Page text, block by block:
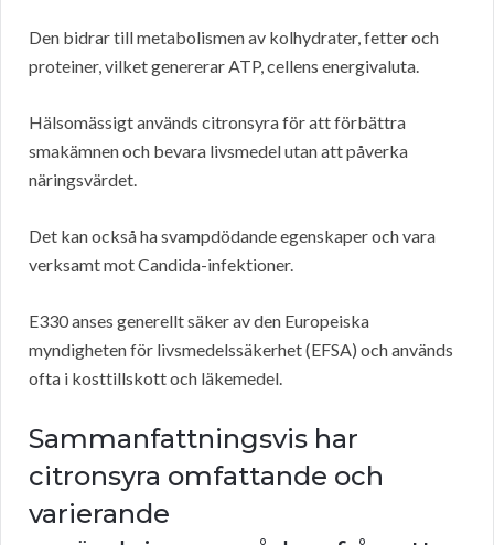
Den bidrar till metabolismen av kolhydrater, fetter och
proteiner, vilket genererar ATP, cellens energivaluta.
Hälsomässigt används citronsyra för att förbättra
smakämnen och bevara livsmedel utan att påverka
näringsvärdet.
Det kan också ha svampdödande egenskaper och vara
verksamt mot Candida-infektioner.
E330 anses generellt säker av den Europeiska
myndigheten för livsmedelssäkerhet (EFSA) och används
ofta i kosttillskott och läkemedel.
Sammanfattningsvis har
citronsyra omfattande och
varierande